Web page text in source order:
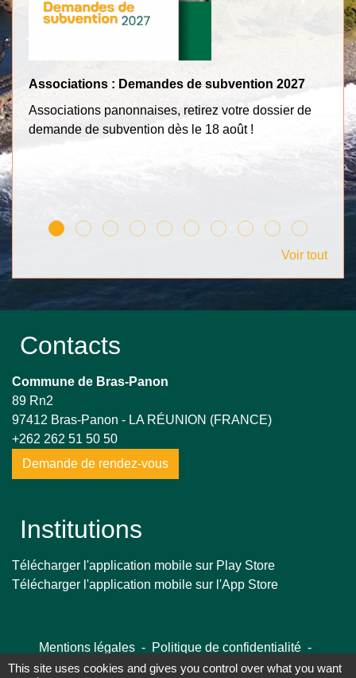
Associations : Demandes de subvention 2027
Associations panonnaises, retirez votre dossier de
demande de subvention dès le 18 août !
Voir tout
Contacts
Commune de Bras-Panon
89 Rn2
97412 Bras-Panon - LA RÉUNION (FRANCE)
+262 262 51 50 50
Demande de rendez-vous
Institutions
Télécharger l'application mobile sur Play Store
Télécharger l'application mobile sur l'App Store
Mentions légales - Politique de confidentialité -
Accessibilité - Plan du site - Gestion des cookies
This site uses cookies and gives you control over what you want